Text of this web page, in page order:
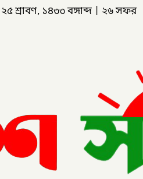
২৫ শ্রাবণ, ১৪৩৩ বঙ্গাব্দ
২৬ সফর